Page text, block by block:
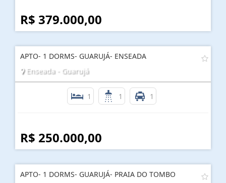
R$ 379.000,00
APTO- 1 DORMS- GUARUJÁ- ENSEADA
Enseada - Guarujá
1 1 1
R$ 250.000,00
APTO- 1 DORMS- GUARUJÁ- PRAIA DO TOMBO